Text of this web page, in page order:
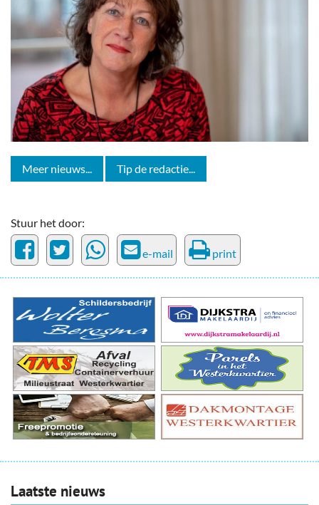
Meer nieuws... Tip de redactie...
Stuur het door:
e-mail print
Laatste nieuws